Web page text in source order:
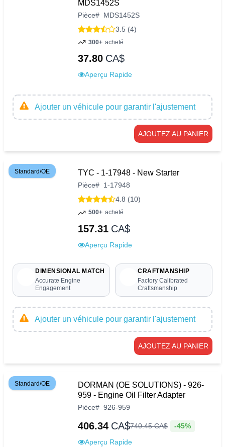
MDS1452S
Pièce# MDS1452S
3.5 (4)
300+ acheté
37.80 CA$
Aperçu Rapide
Ajouter un véhicule pour garantir l'ajustement
AJOUTEZ AU PANIER
Standard/OE TYC - 1-17948 - New Starter
Pièce# 1-17948
4.8 (10)
500+ acheté
157.31 CA$
Aperçu Rapide
DIMENSIONAL MATCH
Accurate Engine
Engagement
CRAFTMANSHIP
Factory Calibrated
Craftsmanship
Ajouter un véhicule pour garantir l'ajustement
AJOUTEZ AU PANIER
Standard/OE
DORMAN (OE SOLUTIONS) - 926-
959 - Engine Oil Filter Adapter
Pièce# 926-959
406.34 CA$740.45CA$ -45%
Aperçu Rapide